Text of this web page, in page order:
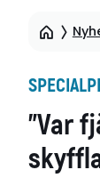
”Var